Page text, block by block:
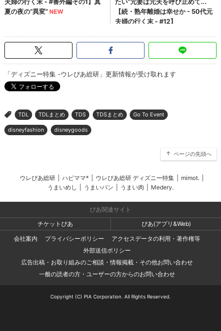
「ディズニー特集 -ウレぴあ総研」更新情報が受け取れます
> TDL TDLまとめ TDS TDSまとめ Go To Event
disneyfashion disneygoods
ページの先頭へ
ウレぴあ総研 ハピママ* ウレぴあ総研 ディズニー特集 mimot.
うまいめし
うまいパン うまい肉 Medery.
ぴあ関連サイト
チケットぴあ
ぴあ(アプリ&Web)
会社案内
プライバシーポリシー
アクセスデータの利用・著作権等
外部送信ポリシー
広告出稿・お取り組みのご相談・情報掲載・その他お問い合わせ
一般の読者の方・ユーザーの方からのお問い合わせ
Copyright (C) PIA Corporation. All Rights Reserved.